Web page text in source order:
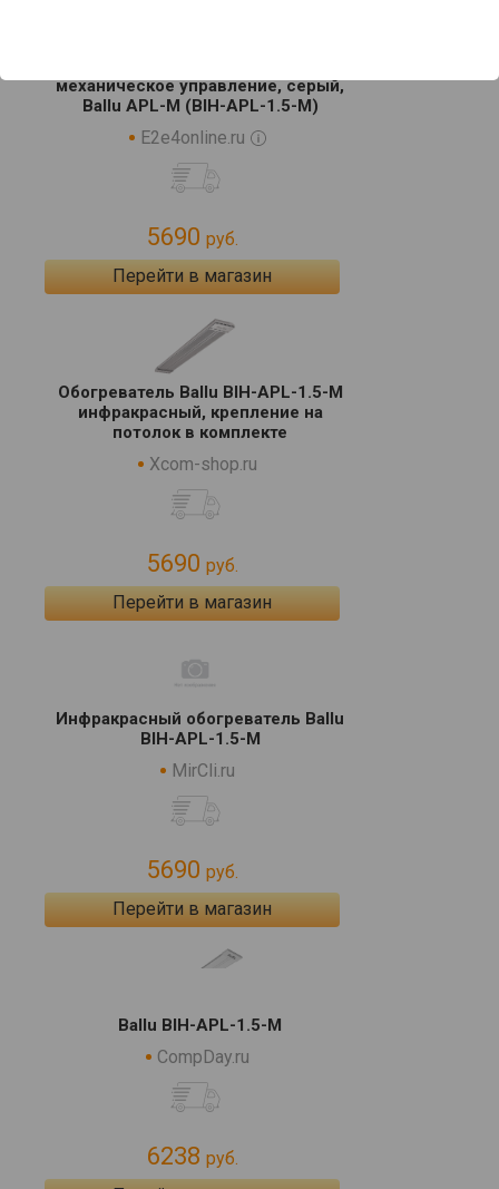
механическое управление, серый,
Ballu APL-M (BIH-APL-1.5-M)
E2e4online.ru
5690 руб.
Перейти в магазин
Обогреватель Ballu BIH-APL-1.5-M
инфракрасный, крепление на
потолок в комплекте
Xcom-shop.ru
5690 руб.
Перейти в магазин
Инфракрасный обогреватель Ballu
BIH-APL-1.5-M
MirCli.ru
5690 руб.
Перейти в магазин
Ballu BIH-APL-1.5-M
CompDay.ru
6238 руб.